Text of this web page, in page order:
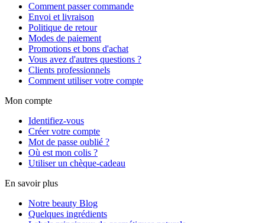
Comment passer commande
Envoi et livraison
Politique de retour
Modes de paiement
Promotions et bons d'achat
Vous avez d'autres questions ?
Clients professionnels
Comment utiliser votre compte
Mon compte
Identifiez-vous
Créer votre compte
Mot de passe oublié ?
Où est mon colis ?
Utiliser un chèque-cadeau
En savoir plus
Notre beauty Blog
Quelques ingrédients